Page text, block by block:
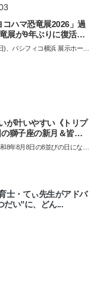
コハマ恐竜展2026」過
展が9年ぶりに復活！
むポイントを完全ガイ
、パシフィコ横浜 展示ホール
が叶いやすい《トリプ
獅子座の新月＆皆既
8年8月8日の8並びの日になり
士・てぃ先生がアドバ
だい”に、どん...